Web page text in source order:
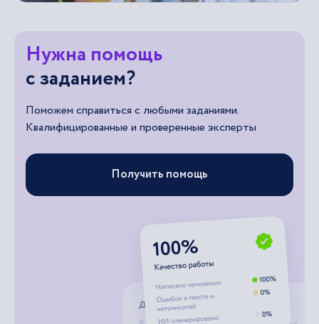
Нужна помощь
с заданием?
Поможем справиться с любыми заданиями.
Квалифицированные и проверенные эксперты
Получить помощь